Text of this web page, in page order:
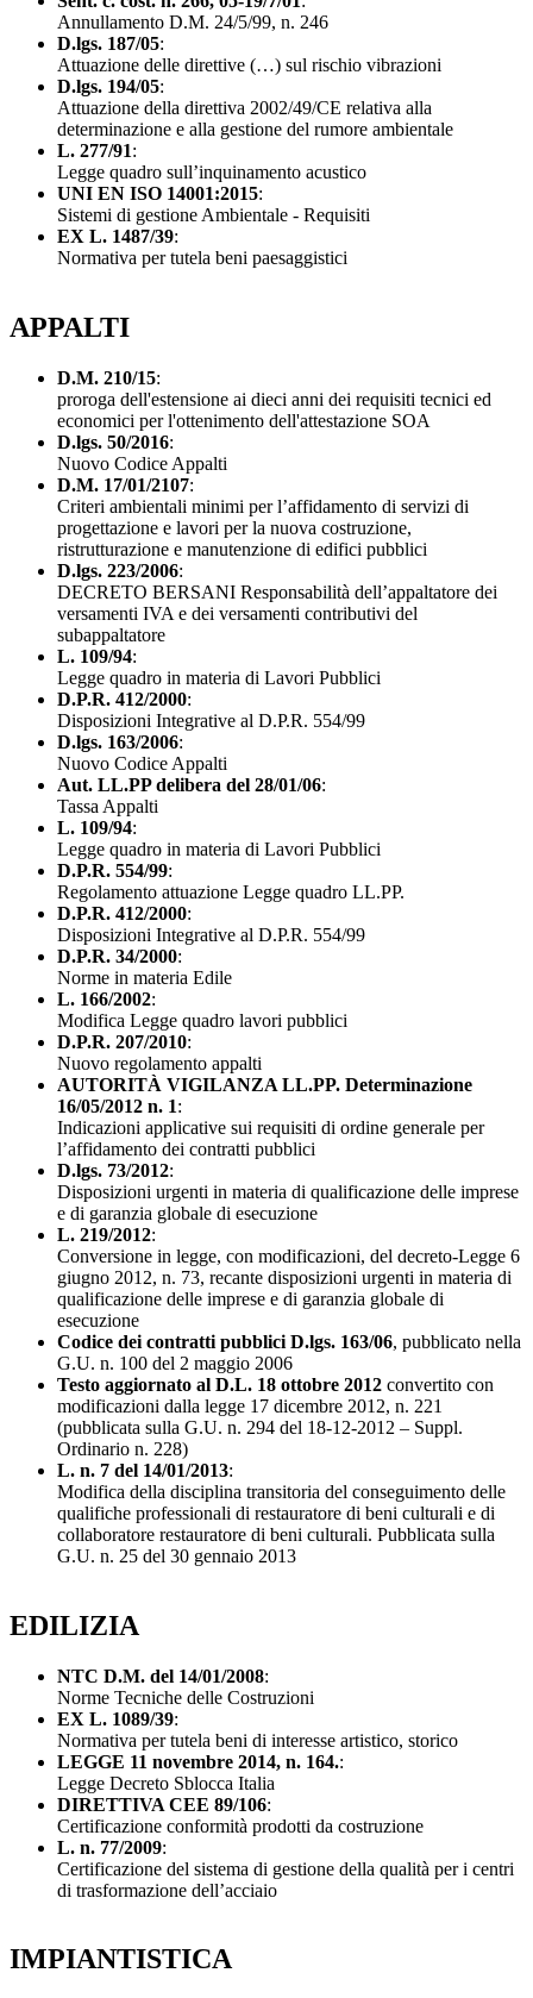
Annullamento D.M. 24/5/99, n. 246
D.lgs. 187/05:
Attuazione delle direttive (…) sul rischio vibrazioni
D.lgs. 194/05:
Attuazione della direttiva 2002/49/CE relativa alla
determinazione e alla gestione del rumore ambientale
L. 277/91:
Legge quadro sull’inquinamento acustico
UNI EN ISO 14001:2015:
Sistemi di gestione Ambientale - Requisiti
EX L. 1487/39:
Normativa per tutela beni paesaggistici
APPALTI
D.M. 210/15:
proroga dell'estensione ai dieci anni dei requisiti tecnici ed
economici per l'ottenimento dell'attestazione SOA
D.lgs. 50/2016:
Nuovo Codice Appalti
D.M. 17/01/2107:
Criteri ambientali minimi per l’affidamento di servizi di
progettazione e lavori per la nuova costruzione,
ristrutturazione e manutenzione di edifici pubblici
D.lgs. 223/2006:
DECRETO BERSANI Responsabilità dell’appaltatore dei
versamenti IVA e dei versamenti contributivi del
subappaltatore
L. 109/94:
Legge quadro in materia di Lavori Pubblici
D.P.R. 412/2000:
Disposizioni Integrative al D.P.R. 554/99
D.lgs. 163/2006:
Nuovo Codice Appalti
Aut. LL.PP delibera del 28/01/06:
Tassa Appalti
L. 109/94:
Legge quadro in materia di Lavori Pubblici
D.P.R. 554/99:
Regolamento attuazione Legge quadro LL.PP.
D.P.R. 412/2000:
Disposizioni Integrative al D.P.R. 554/99
D.P.R. 34/2000:
Norme in materia Edile
L. 166/2002:
Modifica Legge quadro lavori pubblici
D.P.R. 207/2010:
Nuovo regolamento appalti
AUTORITÀ VIGILANZA LL.PP. Determinazione
16/05/2012 n. 1:
Indicazioni applicative sui requisiti di ordine generale per
l’affidamento dei contratti pubblici
D.lgs. 73/2012:
Disposizioni urgenti in materia di qualificazione delle imprese
e di garanzia globale di esecuzione
L. 219/2012:
Conversione in legge, con modificazioni, del decreto-Legge 6
giugno 2012, n. 73, recante disposizioni urgenti in materia di
qualificazione delle imprese e di garanzia globale di
esecuzione
Codice dei contratti pubblici D.lgs. 163/06, pubblicato nella
G.U. n. 100 del 2 maggio 2006
Testo aggiornato al D.L. 18 ottobre 2012 convertito con
modificazioni dalla legge 17 dicembre 2012, n. 221
(pubblicata sulla G.U. n. 294 del 18-12-2012 – Suppl.
Ordinario n. 228)
L. n. 7 del 14/01/2013:
Modifica della disciplina transitoria del conseguimento delle
qualifiche professionali di restauratore di beni culturali e di
collaboratore restauratore di beni culturali. Pubblicata sulla
G.U. n. 25 del 30 gennaio 2013
EDILIZIA
NTC D.M. del 14/01/2008:
Norme Tecniche delle Costruzioni
EX L. 1089/39:
Normativa per tutela beni di interesse artistico, storico
LEGGE 11 novembre 2014, n. 164.:
Legge Decreto Sblocca Italia
DIRETTIVA CEE 89/106:
Certificazione conformità prodotti da costruzione
L. n. 77/2009:
Certificazione del sistema di gestione della qualità per i centri
di trasformazione dell’acciaio
IMPIANTISTICA